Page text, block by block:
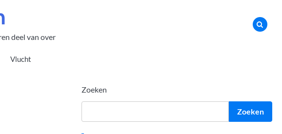
deel van over
Vlucht
Zoeken
Zoeken